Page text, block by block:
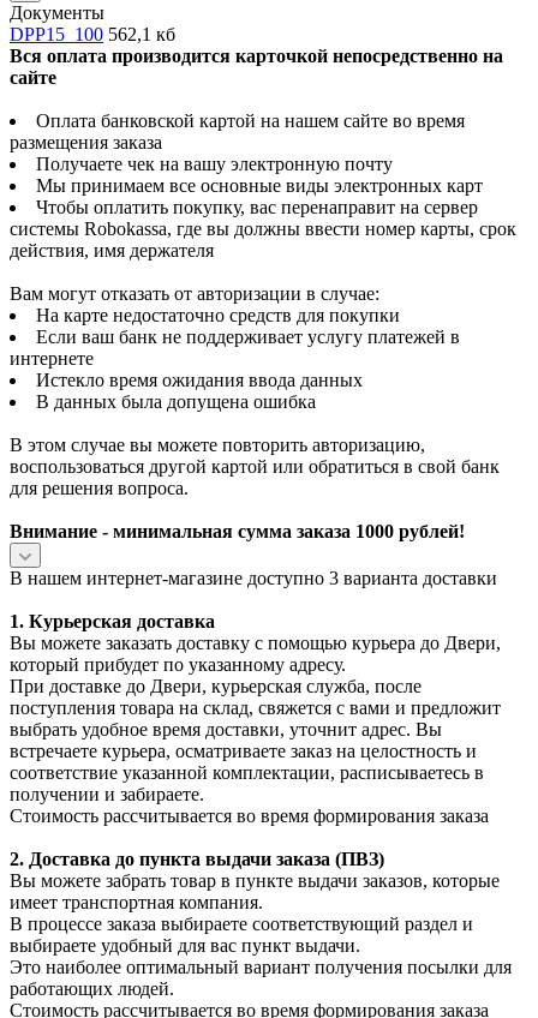
Документы
DPP15_100 562,1 кб
Вся оплата производится карточкой непосредственно на
сайте
Оплата банковской картой на нашем сайте во время
размещения заказа
Получаете чек на вашу электронную почту
Мы принимаем все основные виды электронных карт
Чтобы оплатить покупку, вас перенаправит на сервер
системы Robokassa, где вы должны ввести номер карты, срок
действия, имя держателя
Вам могут отказать от авторизации в случае:
На карте недостаточно средств для покупки
Если ваш банк не поддерживает услугу платежей в
интернете
Истекло время ожидания ввода данных
В данных была допущена ошибка
В этом случае вы можете повторить авторизацию,
воспользоваться другой картой или обратиться в свой банк
для решения вопроса.
Внимание - минимальная сумма заказа 1000 рублей!
В нашем интернет-магазине доступно 3 варианта доставки
1. Курьерская доставка
Вы можете заказать доставку с помощью курьера до Двери,
который прибудет по указанному адресу.
При доставке до Двери, курьерская служба, после
поступления товара на склад, свяжется с вами и предложит
выбрать удобное время доставки, уточнит адрес. Вы
встречаете курьера, осматриваете заказ на целостность и
соответствие указанной комплектации, расписываетесь в
получении и забираете.
Стоимость рассчитывается во время формирования заказа
2. Доставка до пункта выдачи заказа (ПВЗ)
Вы можете забрать товар в пункте выдачи заказов, которые
имеет транспортная компания.
В процессе заказа выбираете соответствующий раздел и
выбираете удобный для вас пункт выдачи.
Это наиболее оптимальный вариант получения посылки для
работающих людей.
Стоимость рассчитывается во время формирования заказа